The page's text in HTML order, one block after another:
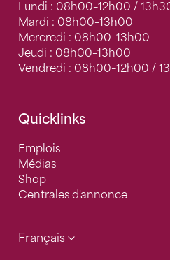
Lundi : 08h00–12h00 /
Mardi : 08h00–13h00
Mercredi : 08h00–13h00
Jeudi : 08h00–13h00
Vendredi : 08h00–12h00 /
Quicklinks
Emplois
Médias
Shop
Centrales d'annonce
Français